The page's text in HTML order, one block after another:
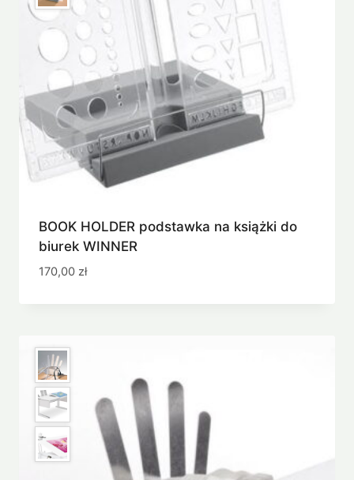
BOOK HOLDER podstawka na książki do
biurek WINNER
170,00 zł